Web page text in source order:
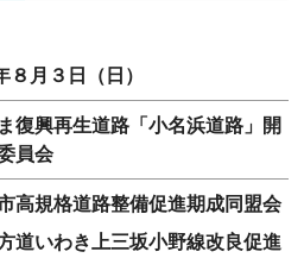
８月３日（日）
興再生道路「小名浜道路」開
員会
格道路整備促進期成同盟会
上三坂小野線改良促進